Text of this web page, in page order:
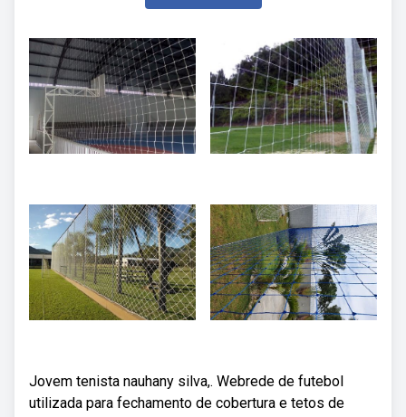
Jovem tenista nauhany silva,. Webrede de futebol
utilizada para fechamento de cobertura e tetos de